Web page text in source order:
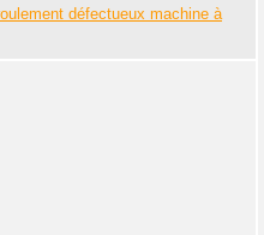
défectueux machine à